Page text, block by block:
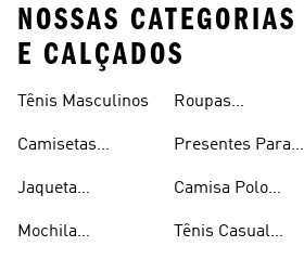
NOSSAS
E CALÇADOS
Tênis Masculinos
Camisetas
Jaqueta
Mochila
Roupas
Presentes Para
Camisa Polo
Tênis Casual